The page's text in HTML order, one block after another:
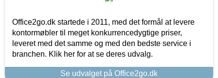
Office2go.dk startede i 2011, med det formål at levere
kontormøbler til meget konkurrencedygtige priser,
leveret med det samme og med den bedste service i
branchen. Klik her for at se deres udvalg.
Se udvalget på Office2go.dk